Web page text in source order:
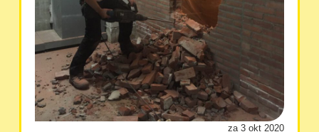
za 3 okt 2020